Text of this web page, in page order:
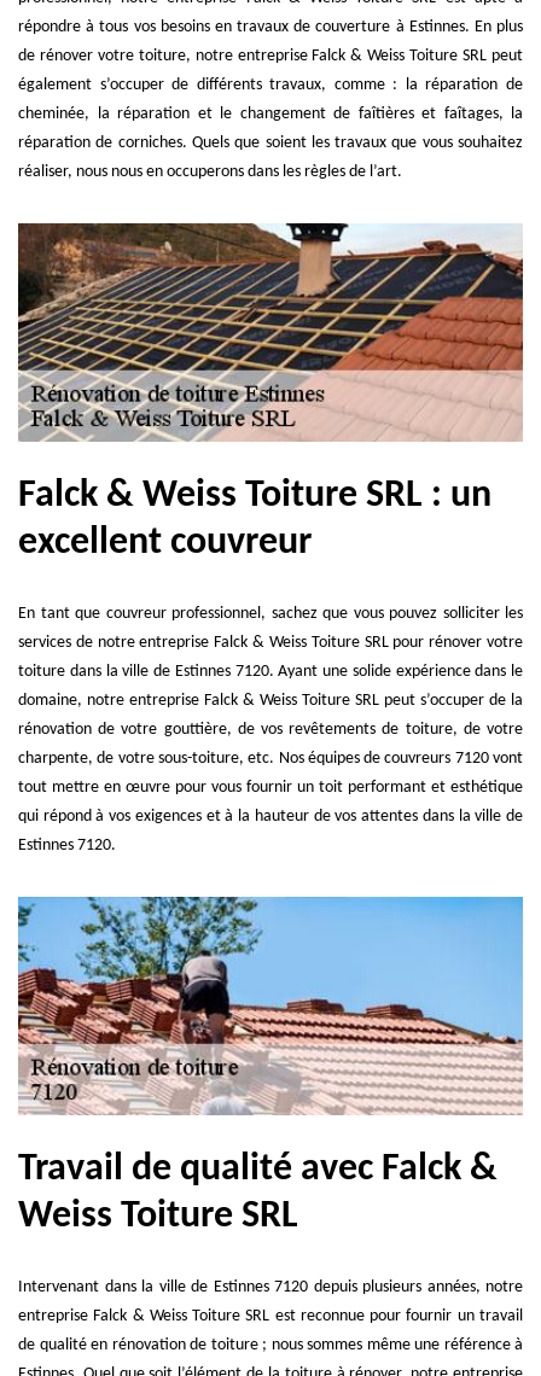
répondre à tous vos besoins en travaux de couverture à Estinnes. En plus
de rénover votre toiture, notre entreprise Falck & Weiss Toiture SRL peut
également s’occuper de différents travaux, comme : la réparation de
cheminée, la réparation et le changement de faîtières et faîtages, la
réparation de corniches. Quels que soient les travaux que vous souhaitez
réaliser, nous nous en occuperons dans les règles de l’art.
Falck & Weiss Toiture SRL : un
excellent couvreur
En tant que couvreur professionnel, sachez que vous pouvez solliciter les
services de notre entreprise Falck & Weiss Toiture SRL pour rénover votre
toiture dans la ville de Estinnes 7120. Ayant une solide expérience dans le
domaine, notre entreprise Falck & Weiss Toiture SRL peut s’occuper de la
rénovation de votre gouttière, de vos revêtements de toiture, de votre
charpente, de votre sous-toiture, etc. Nos équipes de couvreurs 7120 vont
tout mettre en œuvre pour vous fournir un toit performant et esthétique
qui répond à vos exigences et à la hauteur de vos attentes dans la ville de
Estinnes 7120.
Travail de qualité avec Falck &
Weiss Toiture SRL
Intervenant dans la ville de Estinnes 7120 depuis plusieurs années, notre
entreprise Falck & Weiss Toiture SRL est reconnue pour fournir un travail
de qualité en rénovation de toiture ; nous sommes même une référence à